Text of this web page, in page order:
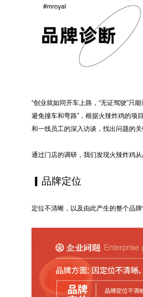
“创业就如同开车上路，“无证驾驶”只
避免撞车和弯路”，根据火辣炸鸡的项
和一线员工的深入访谈，找出问题的关
通过门店的调研，我们发现火辣炸鸡
▎品牌定位
定位不清晰，以及由此产生的整个品